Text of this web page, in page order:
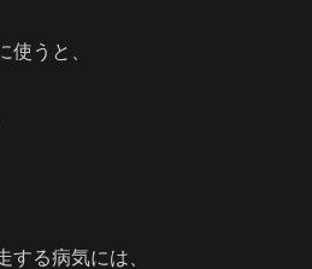
使うと、
する病気には、